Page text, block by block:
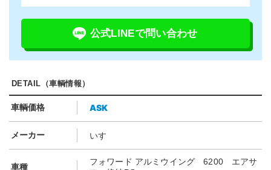
公式LINEで問い合わせ
DETAIL（車輌情報）
車輌価格 ASK
メーカー いすゞ
車種
フォワード アルミウイング 6200 エアサ